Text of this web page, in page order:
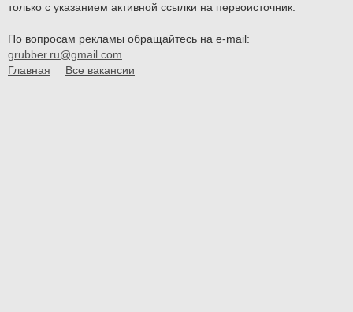
только с указанием активной ссылки на первоисточник.
По вопросам рекламы обращайтесь на e-mail:
grubber.ru@gmail.com
Главная
Все вакансии